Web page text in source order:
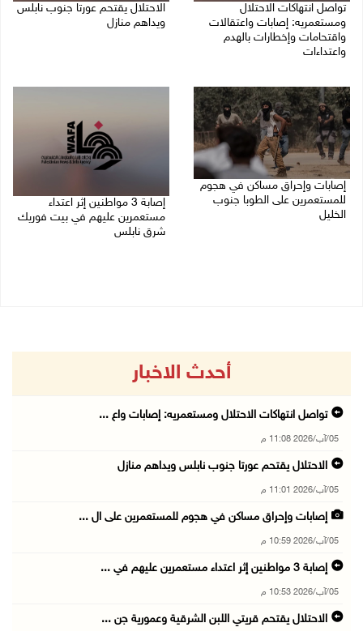
تواصل انتهاكات الاحتلال
ومستعمريه: إصابات واعتقالات
واقتحامات وإخطارات بالهدم
واعتداءات
الاحتلال يقتحم عورتا جنوب نابلس
ويداهم منازل
إصابات وإحراق مساكن في هجوم
للمستعمرين على الطوبا جنوب
الخليل
إصابة 3 مواطنين إثر اعتداء
مستعمرين عليهم في بيت فوريك
شرق نابلس
أحدث الاخبار
تواصل انتهاكات الاحتلال ومستعمريه: إصابات واع ...
05/آب/2026 11:08 م
الاحتلال يقتحم عورتا جنوب نابلس ويداهم منازل
05/آب/2026 11:01 م
إصابات وإحراق مساكن في هجوم للمستعمرين على ال ...
05/آب/2026 10:59 م
إصابة 3 مواطنين إثر اعتداء مستعمرين عليهم في ...
05/آب/2026 10:53 م
الاحتلال يقتحم قريتي اللبن الشرقية وعمورية جن ...